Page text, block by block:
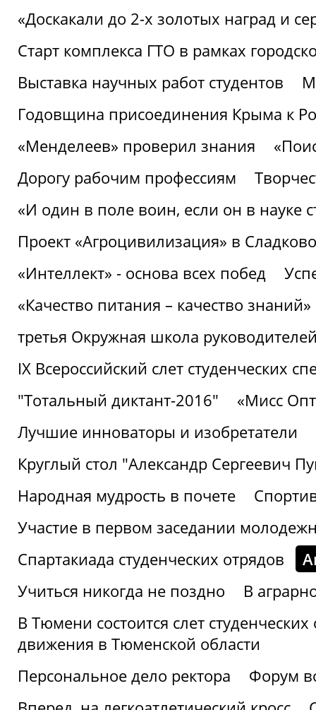
«Доскакали до 2-х золотых наград и
Старт комплекса ГТО в рамках
Выставка научных работ студентов
Годовщина присоединения Крыма к
«Менделеев» проверил знания
Дорогу рабочим профессиям
«И один в поле воин, если он в науке
Проект «Агроцивилизация» в Сладково
«Интеллект» - основа всех побед
«Качество питания – качество знаний»
третья Окружная школа
IХ Всероссийский слет студенческих
"Тотальный диктант-2016"
«Мисс
Лучшие инноваторы и изобретатели
Круглый стол "Александр Сергеевич
Народная мудрость в почете
Участие в первом заседании
Спартакиада студенческих отрядов
Учиться никогда не поздно
В
В Тюмени состоится слет
движения в Тюменской области
Персональное дело ректора
Форум